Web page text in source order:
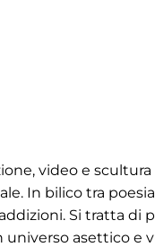
video e
In bilico tra
Si tratta di
universo asettico e